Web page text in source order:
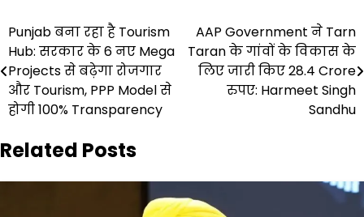
Post
navigation
Punjab बना रहा है Tourism
Hub: सरकार के 6 नए Mega
Projects से बढ़ेगा रोजगार
और Tourism, PPP Model से
होगी 100% Transparency
AAP Government ने Tarn
Taran के गांवों के विकास के
लिए जारी किए 28.4 Crore
रुपए: Harmeet Singh
Sandhu
Related Posts